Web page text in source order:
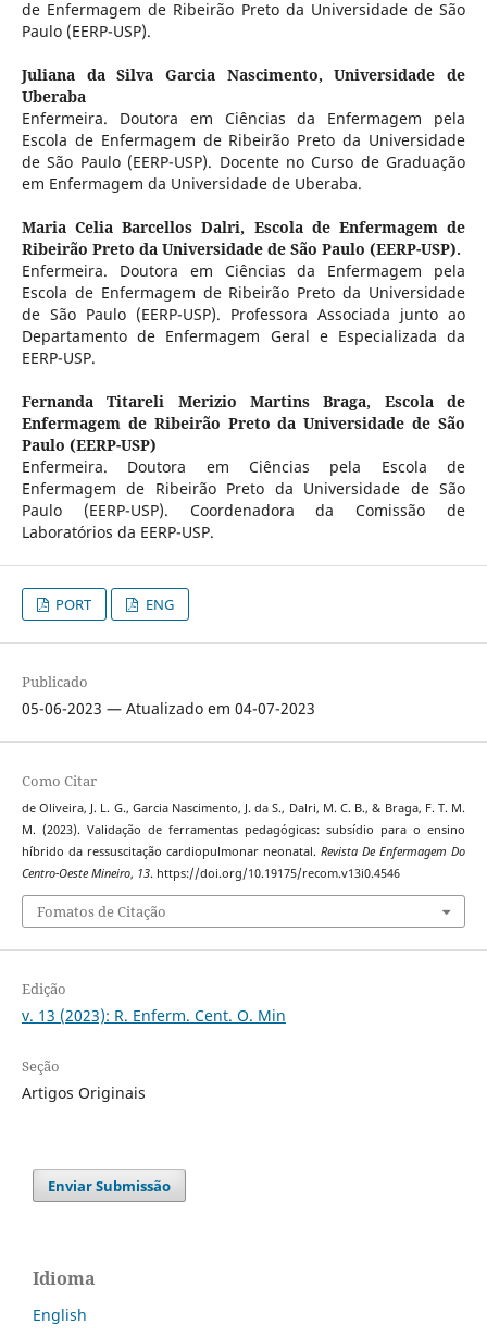
de Enfermagem de Ribeirão Preto da Universidade de São
Paulo (EERP-USP).
Juliana da Silva Garcia Nascimento,Universidade de
Uberaba
Enfermeira. Doutora em Ciências da Enfermagem pela
Escola de Enfermagem de Ribeirão Preto da Universidade
de São Paulo (EERP-USP). Docente no Curso de Graduação
em Enfermagem da Universidade de Uberaba.
Maria Celia Barcellos Dalri, Escola de Enfermagem de
Ribeirão Preto da Universidade de São Paulo (EERP-USP).
Enfermeira. Doutora em Ciências da Enfermagem pela
Escola de Enfermagem de Ribeirão Preto da Universidade
de São Paulo (EERP-USP). Professora Associada junto ao
Departamento de Enfermagem Geral e Especializada da
EERP-USP.
Fernanda Titareli Merizio Martins Braga, Escola de
Enfermagem de Ribeirão Preto da Universidade de São
Paulo (EERP-USP)
Enfermeira. Doutora em Ciências pela Escola de
Enfermagem de Ribeirão Preto da Universidade de São
Paulo (EERP-USP). Coordenadora da Comissão de
Laboratórios da EERP-USP.
PORT ENG
Publicado
05-06-2023 — Atualizado em 04-07-2023
Como Citar
de Oliveira, J. L. G., Garcia Nascimento, J. da S., Dalri, M. C. B., & Braga, F. T. M.
M. (2023). Validação de ferramentas pedagógicas: subsídio para o ensino
híbrido da ressuscitação cardiopulmonar neonatal.Revista De Enfermagem Do
Centro-Oeste Mineiro, 13. https://doi.org/10.19175/recom.v13i0.4546
Fomatos de Citação
Edição
v. 13 (2023): R. Enferm. Cent. O. Min
Seção
Artigos Originais
Enviar Submissão
Idioma
English